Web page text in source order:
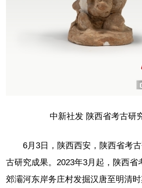
中新社发 陕西省考古研
6月3日，陕西西安，陕西省考
古研究成果。2023年3月起，陕西省
郊灞河东岸务庄村发掘汉唐至明清时